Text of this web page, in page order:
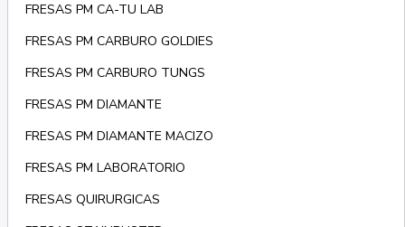
FRESAS PM CA-TU LAB
FRESAS PM CARBURO GOLDIES
FRESAS PM CARBURO TUNGS
FRESAS PM DIAMANTE
FRESAS PM DIAMANTE MACIZO
FRESAS PM LABORATORIO
FRESAS QUIRURGICAS